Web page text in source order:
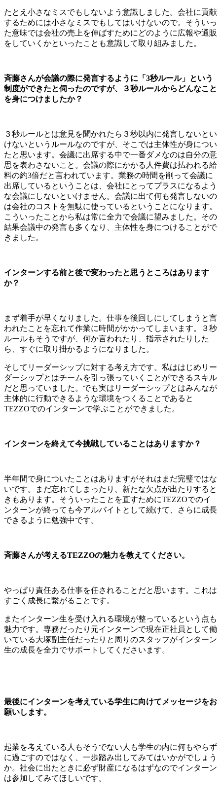
たとえ小さなミスでもしないよう意識しました。会社に貢献
するためには小さなミスでもしてはいけないので。そういっ
た意味では会社の売上を伸ばすためにどのように広報や通販
をしていくかといったことも意識して取り組みました。
斉藤さんが会議の際に発言するように「3秒ルール」という
制度ができたと伺ったのですが、３秒ルールからどんなこと
を身につけましたか？
３秒ルールとは意見を聞かれたら３秒以内に発言しないとい
けないというルールなのですが、そこでは主体性が身につい
たと思います。会議に出席する中で一番ダメなのは自分の意
思を表わさないこと。会議の際にかかる人件費は払われる給
料の約3倍だと言われています。業務の時間を削って会議に
出席しているということは、会社にとってプラスになるよう
な会議にしないといけません。会議に出て何も発言しないの
は会社のコストを無駄に使っているということになります。
こういったことから私は常に全力で会議に望みました。その
結果会議中の発言も多くなり、主体性を身につけることがで
きました。
インターンする前と後で変わったと思うところはあります
か？
まず着手が早くなりました。仕事を後回しにしてしまうと言
われたことを忘れて作業に時間がかかってしまいます。３秒
ルールもそうですが、何か言われたり、指示されたりした
ら、すぐに取り掛かるようになりました。
そしてリーダーシップに対する考え方です。私ははじめリー
ダーシップとはチームを引っ張っていくことができるスキル
だと思っていました。でも実はリーダーシップとはみんなが
主体的に行動できるような環境をつくることであると
TEZZOでのインターンで学ぶことができました。
インターンを終えて今挑戦していることはありますか？
半年間で身についたことはありますがそれはまだ完璧ではな
いです。まだ忘れてしまったり、新たな欠点が出たりすると
きもあります。そういったことを直すためにTEZZOでのイ
ンターンが終っても今アルバイトとして続けて、さらに成長
できるように勉強中です。
斉藤さんが考えるTEZZOの魅力を教えてください。
やっぱり責任ある仕事を任されることだと思います。これは
すごく成長に繋がることです。
またインターン生を受け入れる環境が整っているという点も
魅力です。専務だったり元インターンで現在正社員として働
いている大塚副主任だったりと周りのスタッフがインターン
生の成長を全力でサポートしてくださいます。
最後にインターンを考えている学生に向けてメッセージをお
願いします。
起業を考えている人もそうでない人も学生の内に何もやらず
に過ごすのではなく、一歩踏み出してみてはいかがでしょう
か。社会に出たときに必ず財産になるはずなのでインターン
は参加してみてほしいです。